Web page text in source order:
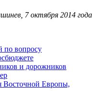
7 октября 2014 года
по вопросу
и дорожников
Восточной Европы,